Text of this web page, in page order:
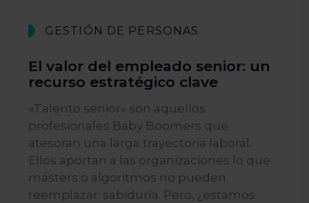
GESTIÓN DE PERSONAS
El valor del empleado senior: un
recurso estratégico clave
«Talento senior» son aquellos
profesionales Baby Boomers que
atesoran una larga trayectoria laboral.
Ellos aportan a las organizaciones lo que
másters o algoritmos no pueden
reemplazar: sabiduría. Pero, ¿estamos